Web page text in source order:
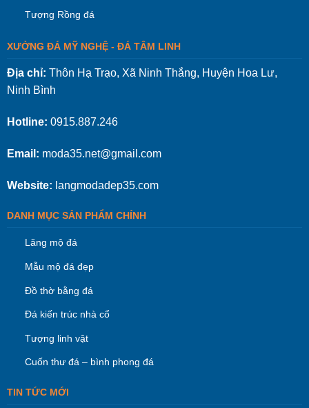
Tượng Rồng đá
XƯỞNG ĐÁ MỸ NGHỆ - ĐÁ TÂM LINH
Địa chỉ: Thôn Hạ Trạo, Xã Ninh Thắng, Huyện Hoa Lư,
Ninh Bình
Hotline: 0915.887.246
Email: moda35.net@gmail.com
Website: langmodadep35.com
DANH MỤC SẢN PHẨM CHÍNH
Lăng mộ đá
Mẫu mộ đá đẹp
Đồ thờ bằng đá
Đá kiến trúc nhà cổ
Tượng linh vật
Cuốn thư đá – bình phong đá
TIN TỨC MỚI